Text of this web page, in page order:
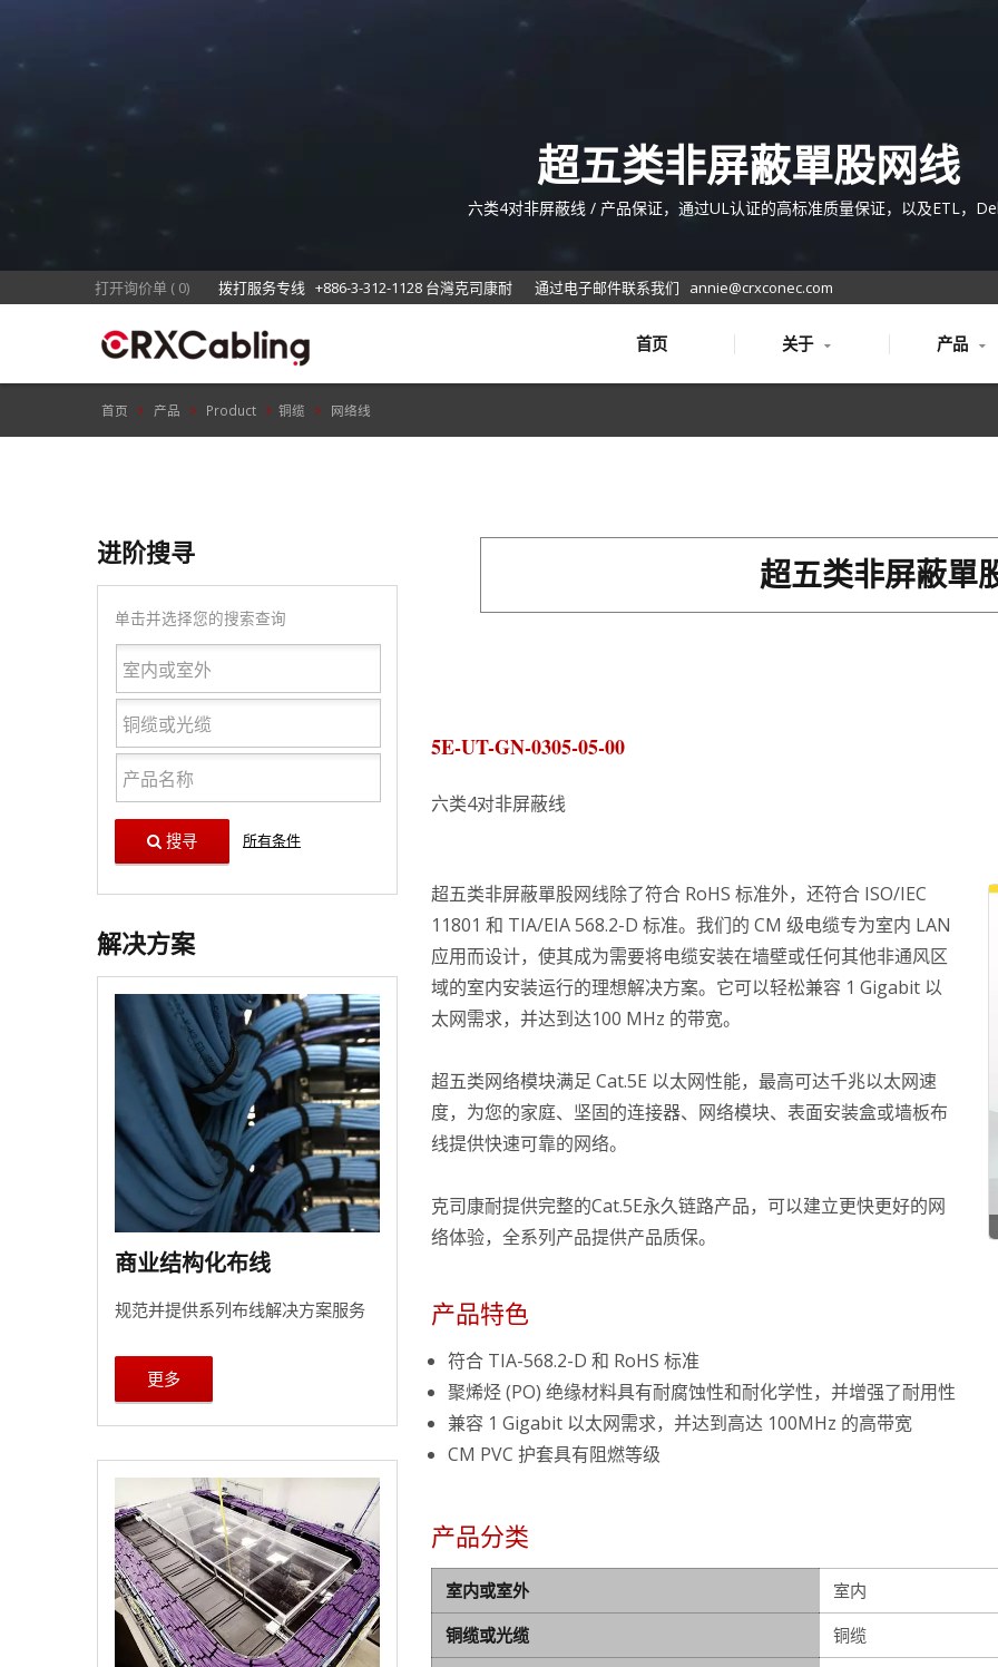
超五类非屏蔽單股网线
六类4对非屏蔽线 / 产品保证，通过UL认证的高标准质量保证，以及ETL，
打开询价单 ( 0) 拨打服务专线 +886-3-312-1128 台灣克司康耐 通过电子邮件联系我们 annie@crxconec.com
首页 关于 产品
首页 产品 Product 铜缆 网络线
进阶搜寻
单击并选择您的搜索查询
搜寻 所有条件
解决方案
商业结构化布线
规范并提供系列布线解决方案服务
更多
超五类非屏蔽單
5E-UT-GN-0305-05-00
六类4对非屏蔽线
超五类非屏蔽單股网线除了符合 RoHS 标准外，还符合 ISO/IEC
11801 和 TIA/EIA 568.2-D 标准。我们的 CM 级电缆专为室内 LAN
应用而设计，使其成为需要将电缆安装在墙壁或任何其他非通风区
域的室内安装运行的理想解决方案。它可以轻松兼容 1 Gigabit 以
太网需求，并达到达100 MHz 的带宽。
超五类网络模块满足 Cat.5E 以太网性能，最高可达千兆以太网速
度，为您的家庭、坚固的连接器、网络模块、表面安装盒或墙板布
线提供快速可靠的网络。
克司康耐提供完整的Cat.5E永久链路产品，可以建立更快更好的网
络体验，全系列产品提供产品质保。
产品特色
符合 TIA-568.2-D 和 RoHS 标准
聚烯烃 (PO) 绝缘材料具有耐腐蚀性和耐化学性，并增强了耐用性
兼容 1 Gigabit 以太网需求，并达到高达 100MHz 的高带宽
CM PVC 护套具有阻燃等级
产品分类
室内或室外
室内
铜缆或光缆
铜缆